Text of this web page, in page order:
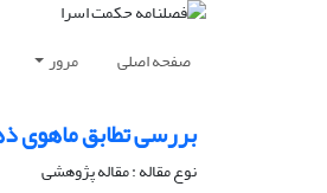
صفحه اصلی مرور
بررسی تطابق ماهوی
نوع مقاله : مقاله پژوهشی